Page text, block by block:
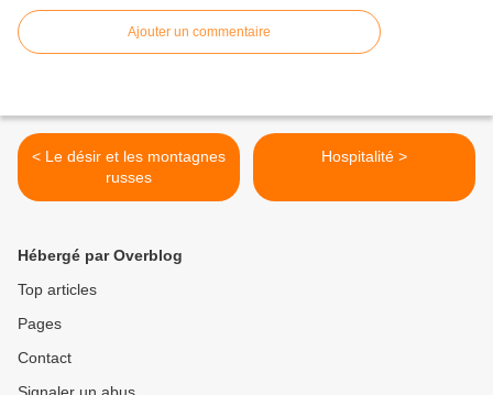
Ajouter un commentaire
< Le désir et les montagnes
russes
Hospitalité >
Hébergé par Overblog
Top articles
Pages
Contact